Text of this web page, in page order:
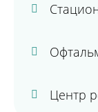
Центр